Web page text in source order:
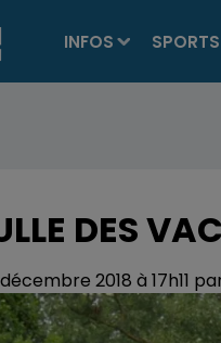
INFOS SPORTS
DES
décembre 2018 à 17h11